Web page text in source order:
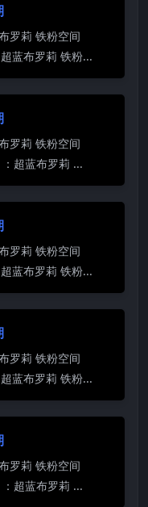
罗莉 铁粉空间
蓝布罗莉 铁粉...
罗莉 铁粉空间
超蓝布罗莉 ...
罗莉 铁粉空间
蓝布罗莉 铁粉...
罗莉 铁粉空间
蓝布罗莉 铁粉...
罗莉 铁粉空间
超蓝布罗莉 ...